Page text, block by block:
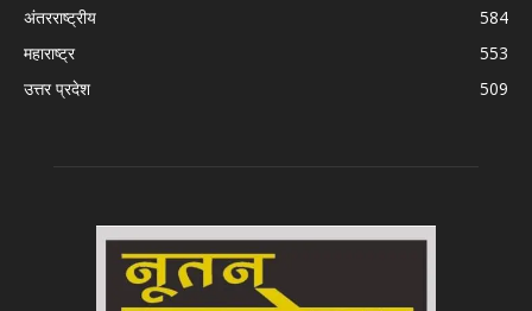
अंतरराष्ट्रीय
584
महाराष्ट्र
553
उत्तर प्रदेश
509